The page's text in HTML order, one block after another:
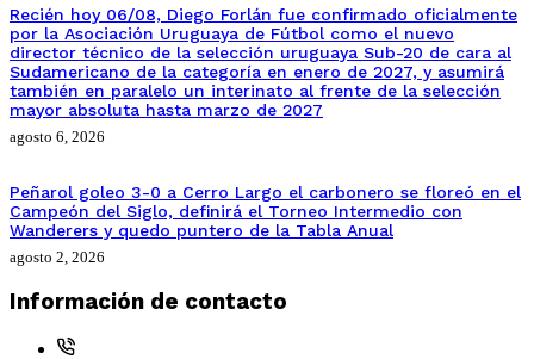
Recién hoy 06/08, Diego Forlán fue confirmado oficialmente
por la Asociación Uruguaya de Fútbol como el nuevo
director técnico de la selección uruguaya Sub-20 de cara al
Sudamericano de la categoría en enero de 2027, y asumirá
también en paralelo un interinato al frente de la selección
mayor absoluta hasta marzo de 2027
agosto 6, 2026
Peñarol goleo 3-0 a Cerro Largo el carbonero se floreó en el
Campeón del Siglo, definirá el Torneo Intermedio con
Wanderers y quedo puntero de la Tabla Anual
agosto 2, 2026
Información de contacto